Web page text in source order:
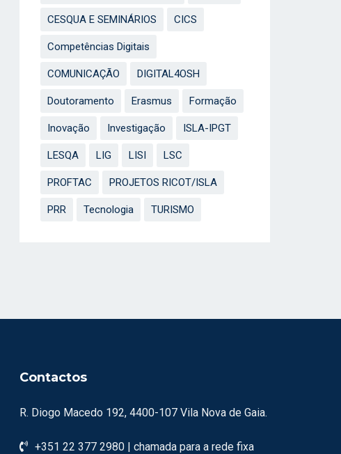
CESQUA E SEMINÁRIOS CICS
Competências Digitais
COMUNICAÇÃO DIGITAL4OSH
Doutoramento Erasmus Formação
Inovação Investigação ISLA-IPGT
LESQA LIG LISI LSC
PROFTAC PROJETOS RICOT/ISLA
PRR Tecnologia TURISMO
Contactos
R. Diogo Macedo 192, 4400-107 Vila Nova de Gaia.
+351 22 377 2980 | chamada para a rede fixa